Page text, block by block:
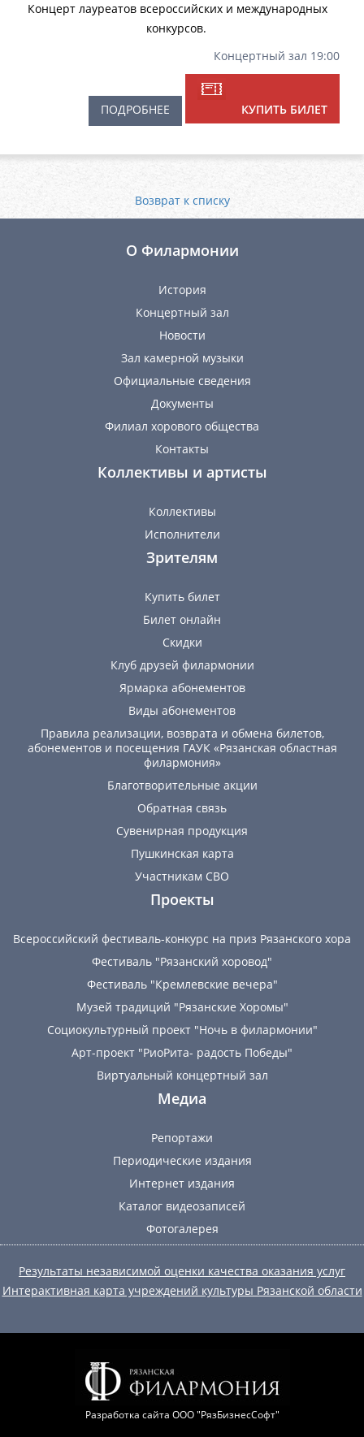
Концерт лауреатов всероссийских и международных
конкурсов.
Концертный зал 19:00
ПОДРОБНЕЕ КУПИТЬ БИЛЕТ
Возврат к списку
О Филармонии
История
Концертный зал
Новости
Зал камерной музыки
Официальные сведения
Документы
Филиал хорового общества
Контакты
Коллективы и артисты
Коллективы
Исполнители
Зрителям
Купить билет
Билет онлайн
Скидки
Клуб друзей филармонии
Ярмарка абонементов
Виды абонементов
Правила реализации, возврата и обмена билетов,
абонементов и посещения ГАУК «Рязанская областная
филармония»
Благотворительные акции
Обратная связь
Сувенирная продукция
Пушкинская карта
Участникам СВО
Проекты
Всероссийский фестиваль-конкурс на приз Рязанского хора
Фестиваль "Рязанский хоровод"
Фестиваль "Кремлевские вечера"
Музей традиций "Рязанские Хоромы"
Социокультурный проект "Ночь в филармонии"
Арт-проект "РиоРита- радость Победы"
Виртуальный концертный зал
Медиа
Репортажи
Периодические издания
Интернет издания
Каталог видеозаписей
Фотогалерея
Результаты независимой оценки качества оказания услуг
Интерактивная карта учреждений культуры Рязанской области
Разработка сайта ООО "РязБизнесСофт"